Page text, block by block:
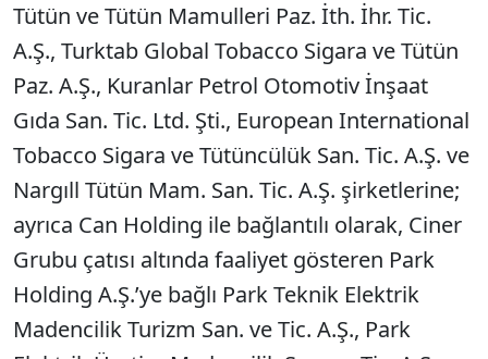
Tütün ve Tütün Mamulleri Paz. İth. İhr. Tic.
A.Ş., Turktab Global Tobacco Sigara ve Tütün
Paz. A.Ş., Kuranlar Petrol Otomotiv İnşaat
Gıda San. Tic. Ltd. Şti., European International
Tobacco Sigara ve Tütüncülük San. Tic. A.Ş. ve
Nargıll Tütün Mam. San. Tic. A.Ş. şirketlerine;
ayrıca Can Holding ile bağlantılı olarak, Ciner
Grubu çatısı altında faaliyet gösteren Park
Holding A.Ş.’ye bağlı Park Teknik Elektrik
Madencilik Turizm San. ve Tic. A.Ş., Park